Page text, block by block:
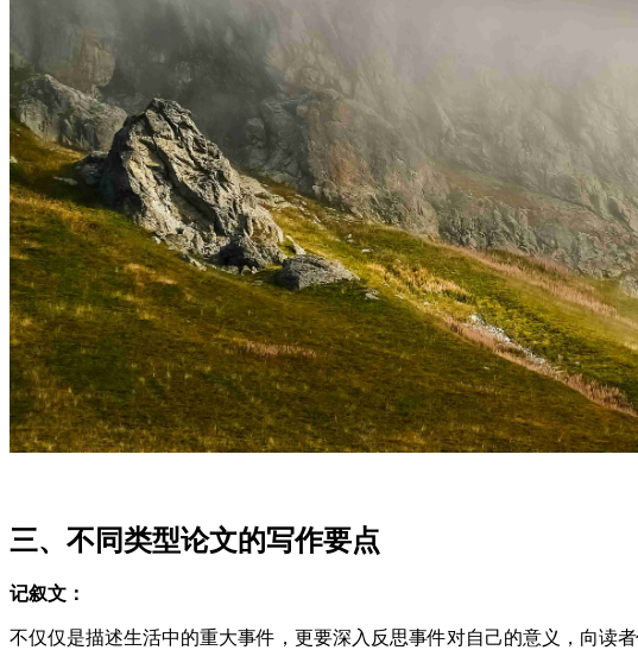
三、不同类型论文的写作要点
记叙文：
不仅仅是描述生活中的重大事件，更要深入反思事件对自己的意义，向读者